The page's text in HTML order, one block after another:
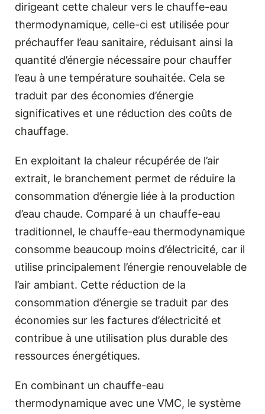
dirigeant cette chaleur vers le chauffe-eau
thermodynamique, celle-ci est utilisée pour
préchauffer l’eau sanitaire, réduisant ainsi la
quantité d’énergie nécessaire pour chauffer
l’eau à une température souhaitée. Cela se
traduit par des économies d’énergie
significatives et une réduction des coûts de
chauffage.
En exploitant la chaleur récupérée de l’air
extrait, le branchement permet de réduire la
consommation d’énergie liée à la production
d’eau chaude. Comparé à un chauffe-eau
traditionnel, le chauffe-eau thermodynamique
consomme beaucoup moins d’électricité, car il
utilise principalement l’énergie renouvelable de
l’air ambiant. Cette réduction de la
consommation d’énergie se traduit par des
économies sur les factures d’électricité et
contribue à une utilisation plus durable des
ressources énergétiques.
En combinant un chauffe-eau
thermodynamique avec une VMC, le système